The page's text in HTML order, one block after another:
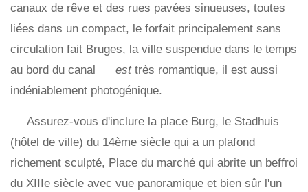
canaux de rêve et des rues pavées sinueuses, toutes
liées dans un compact, le forfait principalement sans
circulation fait Bruges, la ville suspendue dans le temps
au bord du canal
esttrès romantique, il est aussi
indéniablement photogénique.
Assurez-vous d'inclure la place Burg, le Stadhuis
(hôtel de ville) du 14ème siècle qui a un plafond
richement sculpté, Place du marché qui abrite un beffroi
du XIIIe siècle avec vue panoramique et bien sûr l'un